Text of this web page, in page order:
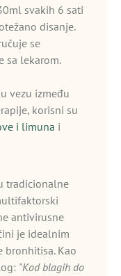
svakih 6 sati
disanje.
se
sa lekarom.
vezu između
korisni su
i limuna i
tradicionalne
antivirusne
je idealnim
bronhitisa. Kao
"Kod blagih do